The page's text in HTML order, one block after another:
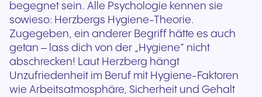
begegnet sein. Alle Psychologie kennen sie
sowieso: Herzbergs Hygiene-Theorie.
Zugegeben, ein anderer Begriff hätte es auch
getan – lass dich von der „Hygiene“ nicht
abschrecken! Laut Herzberg hängt
Unzufriedenheit im Beruf mit Hygiene-Faktoren
wie Arbeitsatmosphäre, Sicherheit und Gehalt